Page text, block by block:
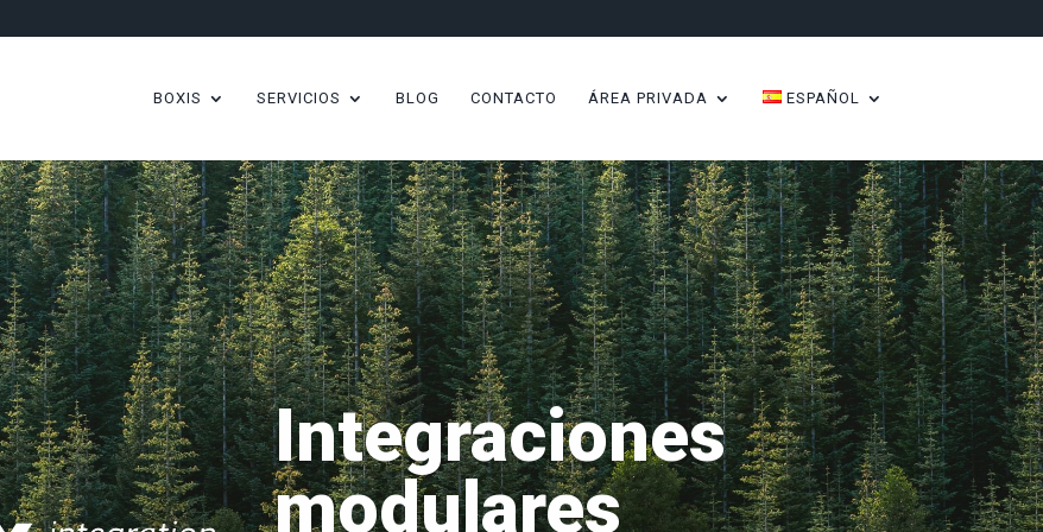
BOXIS SERVICIOS BLOG CONTACTO ÁREA PRIVADA ESPAÑOL
Integraciones
modulares